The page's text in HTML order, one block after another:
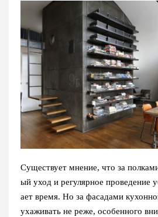
Существует мнение, что за
ый уход и регулярное проведение
ает время. Но за фасадами
ухаживать не реже, особенного